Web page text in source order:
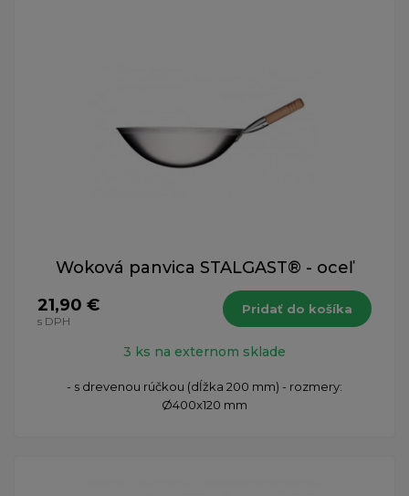
Woková panvica STALGAST® - oceľ
21,90 €
s DPH
Pridať do košíka
3 ks na externom sklade
- s drevenou rúčkou (dĺžka 200 mm) - rozmery:
Ø400x120 mm